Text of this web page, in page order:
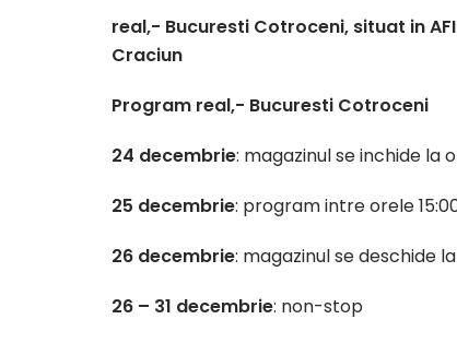
real,- Bucuresti Cotroceni, situat in
Craciun
Program real,- Bucuresti Cotroceni
24 decembrie: magazinul se inchide la
25 decembrie: program intre orele
26 decembrie: magazinul se deschide
26 – 31 decembrie: non-stop